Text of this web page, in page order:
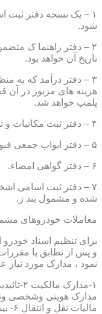
۱ – یک نسخه دفتر ثبت
شود.
۲ – دفتر راهنما ک
تاریخ آن خواهد بود.
۳ – دفتر درآمد که
هزینه های مزبور در
پلمپ خواهد شد.
۴ – دفتر ثبت مکاتبات و تقاضانامه اجرایی و خلاصه معاملات.
۵ – دفتر ابواب جمعی قبوض سپرده و اوراق بهادار.
۶ – دفتر گواهی امضاء.
۷ – دفتر ثبت اسامی
شده و مشمول بند ز.
معاملات خودروهای
برای تنظیم اسناد خودرو
و پس از تطابق با
نمود ، مدارک مورد نیاز
مالیات نقل و انتقال ۶- بیمه نامه شخص ثالث معتبر ۷-کارت سوخت